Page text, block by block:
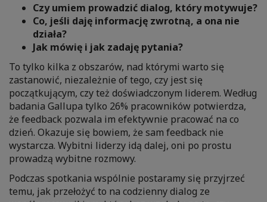
Czy umiem prowadzić dialog, który motywuje?
Co, jeśli daję informację zwrotną, a ona nie
działa?
Jak mówię i jak zadaję pytania?
To tylko kilka z obszarów, nad którymi warto się
zastanowić, niezależnie of tego, czy jest się
początkującym, czy też doświadczonym liderem. Według
badania Gallupa tylko 26% pracowników potwierdza,
że feedback pozwala im efektywnie pracować na co
dzień. Okazuje się bowiem, że sam feedback nie
wystarcza. Wybitni liderzy idą dalej, oni po prostu
prowadzą wybitne rozmowy.
Podczas spotkania wspólnie postaramy się przyjrzeć
temu, jak przełożyć to na codzienny dialog ze